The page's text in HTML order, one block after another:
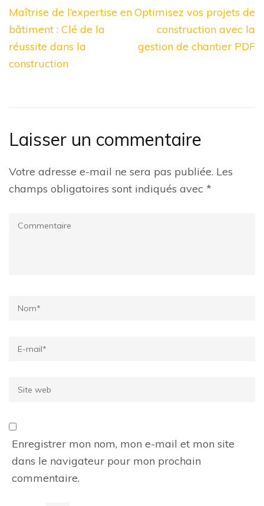
Navigation
de
l’article
Maîtrise de l’expertise en
bâtiment : Clé de la
réussite dans la
construction
Optimisez vos projets de
construction avec la
gestion de chantier PDF
Laisser un commentaire
Votre adresse e-mail ne sera pas publiée. Les
champs obligatoires sont indiqués avec *
Commentaire
Name*
Email*
Site
Enregistrer mon nom, mon e-mail et mon site
dans le navigateur pour mon prochain
commentaire.